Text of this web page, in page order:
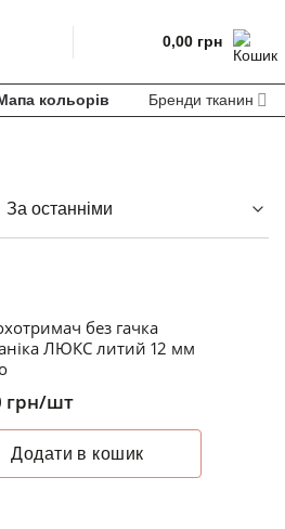
0,00 грн
кольорів Бренди тканин
без гачка
ЛЮКС литий 12 мм
грн/шт
Додати в кошик